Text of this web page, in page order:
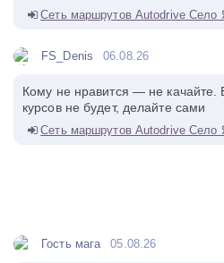
Сеть маршрутов Autodrive Село
FS_Denis 06.08.26
Кому не нравится — не качайте.
курсов не будет, делайте сами
Сеть маршрутов Autodrive Село
Гость мага 05.08.26